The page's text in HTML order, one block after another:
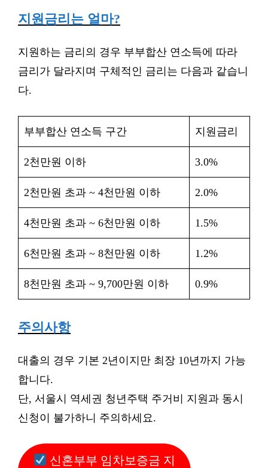
지원금리는 얼마?
지원하는 금리의 경우 부부합산 연소득에 따라
금리가 달라지며 구체적인 금리는 다음과 같습니
다.
부부합산 연소득 구간 지원금리
2천만원 이하 3.0%
2천만원 초과 ~ 4천만원 이하 2.0%
4천만원 초과 ~ 6천만원 이하 1.5%
6천만원 초과 ~ 8천만원 이하 1.2%
8천만원 초과 ~ 9,700만원 이하 0.9%
주의사항
대출의 경우 기본 2년이지만 최장 10년까지 가능
합니다.
단, 서울시 역세권 청년주택 주거비 지원과 동시
신청이 불가하니 주의하세요.
신혼부부 임차보증금 지